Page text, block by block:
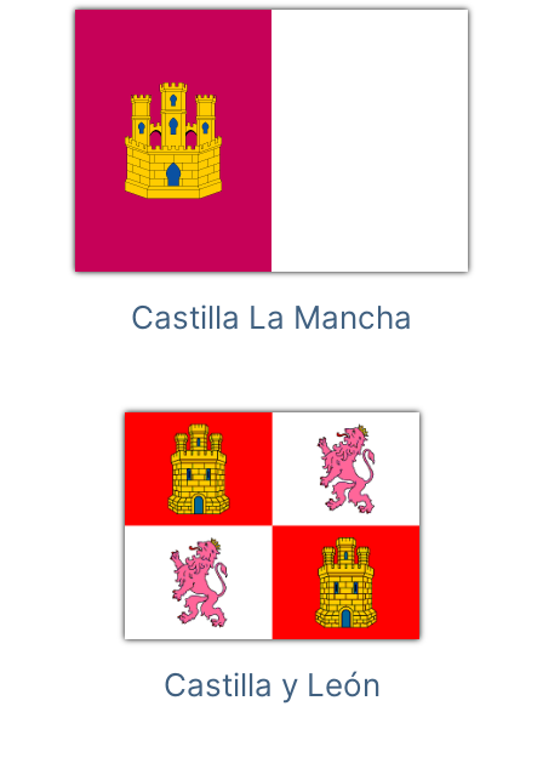
Castilla La Mancha
Castilla y León